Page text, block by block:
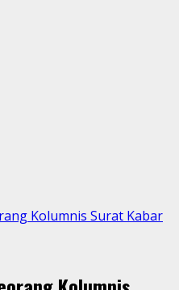
Kolumnis Surat Kabar